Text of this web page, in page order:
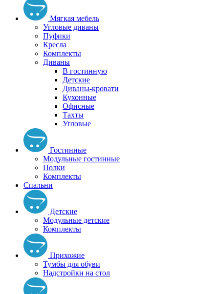
Мягкая мебель
Угловые диваны
Пуфики
Кресла
Комплекты
Диваны
В гостинную
Детские
Диваны-кровати
Кухонные
Офисные
Тахты
Угловые
Гостинные
Модульные гостинные
Полки
Комплекты
Спальни
Детские
Модульные детские
Комплекты
Прихожие
Тумбы для обуви
Надстройки на стол